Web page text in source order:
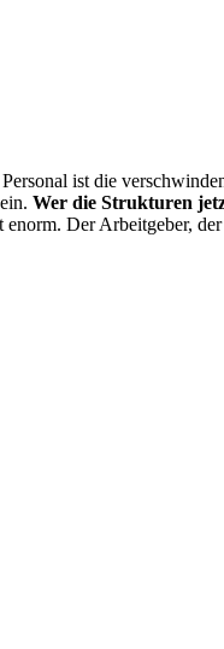
ist die
Wer die Strukturen
Der Arbeitgeber,